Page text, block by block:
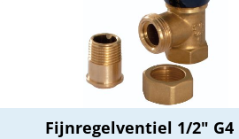
Fijnregelventiel 1/2" G4